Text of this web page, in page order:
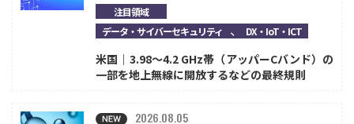
注目領域
データ・サイバーセキュリティ 、DX・IoT・ICT
米国｜3.98～4.2 GHz帯（アッパーCバンド）の
一部を地上無線に開放するなどの最終規則
2026.08.05